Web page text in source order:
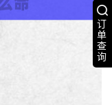
订
单
查
询